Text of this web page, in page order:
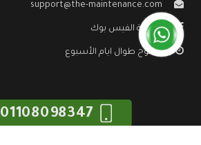
support@the-maintenance.com
صفحة الفيس بوك
مفتوح طوال ايام الأسبوع
01108098347